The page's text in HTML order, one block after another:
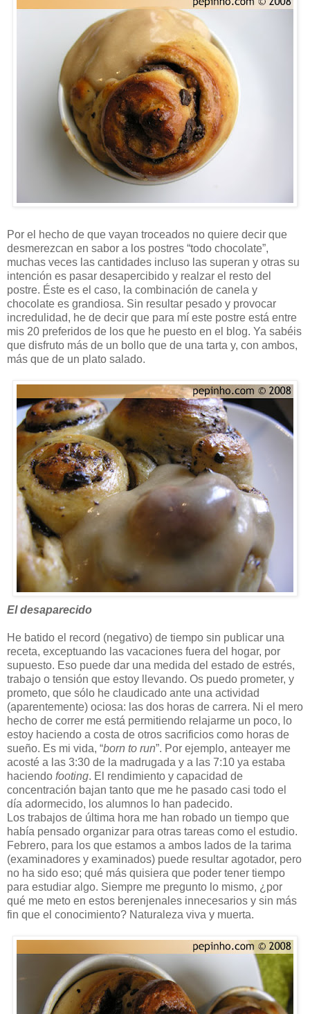
Por el hecho de que vayan troceados no quiere decir que
desmerezcan en sabor a los postres “todo chocolate”,
muchas veces las cantidades incluso las superan y otras su
intención es pasar desapercibido y realzar el resto del
postre. Éste es el caso, la combinación de canela y
chocolate es grandiosa. Sin resultar pesado y provocar
incredulidad, he de decir que para mí este postre está entre
mis 20 preferidos de los que he puesto en el blog. Ya sabéis
que disfruto más de un bollo que de una tarta y, con ambos,
más que de un plato salado.
El desaparecido
He batido el record (negativo) de tiempo sin publicar una
receta, exceptuando las vacaciones fuera del hogar, por
supuesto. Eso puede dar una medida del estado de estrés,
trabajo o tensión que estoy llevando. Os puedo prometer, y
prometo, que sólo he claudicado ante una actividad
(aparentemente) ociosa: las dos horas de carrera. Ni el mero
hecho de correr me está permitiendo relajarme un poco, lo
estoy haciendo a costa de otros sacrificios como horas de
sueño. Es mi vida, “born to run”. Por ejemplo, anteayer me
acosté a las 3:30 de la madrugada y a las 7:10 ya estaba
haciendo footing. El rendimiento y capacidad de
concentración bajan tanto que me he pasado casi todo el
día adormecido, los alumnos lo han padecido.
Los trabajos de última hora me han robado un tiempo que
había pensado organizar para otras tareas como el estudio.
Febrero, para los que estamos a ambos lados de la tarima
(examinadores y examinados) puede resultar agotador, pero
no ha sido eso; qué más quisiera que poder tener tiempo
para estudiar algo. Siempre me pregunto lo mismo, ¿por
qué me meto en estos berenjenales innecesarios y sin más
fin que el conocimiento? Naturaleza viva y muerta.